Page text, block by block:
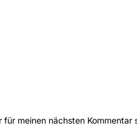
meinen nächsten Kommentar